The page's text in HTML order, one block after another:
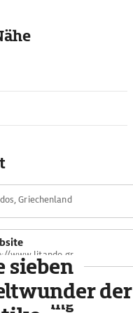
Griechenland
www.litando.gr
sieben
der